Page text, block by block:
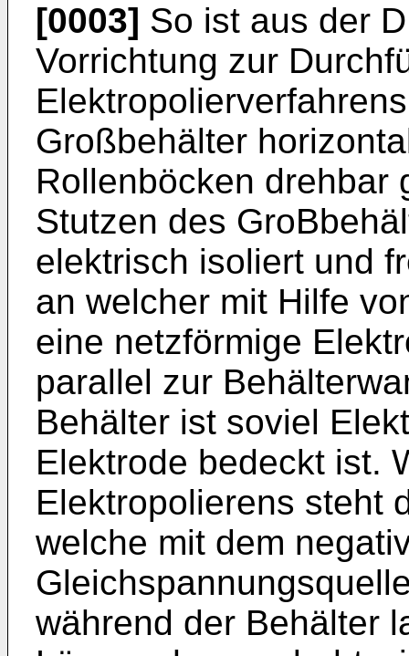
[0003] So ist aus der
Vorrichtung zur
Großbehälter
Rollenböcken drehbar
Stutzen des
elektrisch isoliert und
an welcher mit Hilfe
eine netzförmige
parallel zur
Behälter ist soviel
Elektrode bedeckt ist.
Elektropolierens steht
welche mit dem
während der Behälter